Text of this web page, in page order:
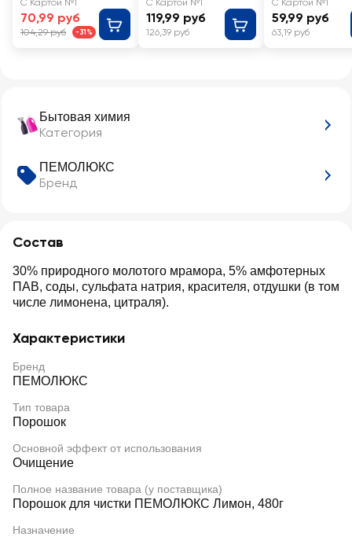
Бытовая химия
Категория
ПЕМОЛЮКС
Бренд
Состав
30% природного молотого мрамора, 5% амфотерных
ПАВ, соды, сульфата натрия, красителя, отдушки (в том
числе лимонена, цитраля).
Характеристики
Бренд
ПЕМОЛЮКС
Тип товара
Порошок
Основной эффект от использования
Очищение
Полное название товара (у поставщика)
Порошок для чистки ПЕМОЛЮКС Лимон, 480г
Назначение
С Картой №1
70,99 руб
104,29 руб -31%
480г
С Картой №1
119,99 руб
126,39 руб
С Картой №1
59,99 руб
63,19 руб